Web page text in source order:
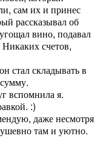
сам их и принес
рассказывал об
вино, подавал
счетов,
стал складывать в
вспомнила я.
:)
даже несмотря
там и уютно.